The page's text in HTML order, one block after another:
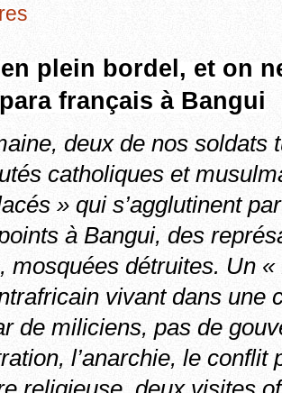
plein bordel, et on
français à Bangui
deux de nos soldats
catholiques et
» qui s’agglutinent
à Bangui, des
mosquées détruites. Un
vivant dans une
de miliciens, pas de
l’anarchie, le conflit